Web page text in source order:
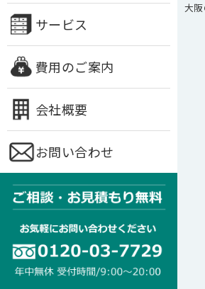
サービス
費用のご案内
会社概要
お問い合わせ
大